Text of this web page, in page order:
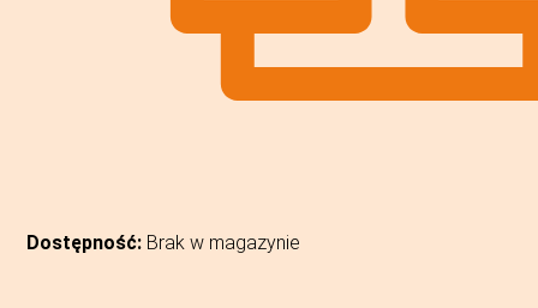
Dostępność: Brak w magazynie